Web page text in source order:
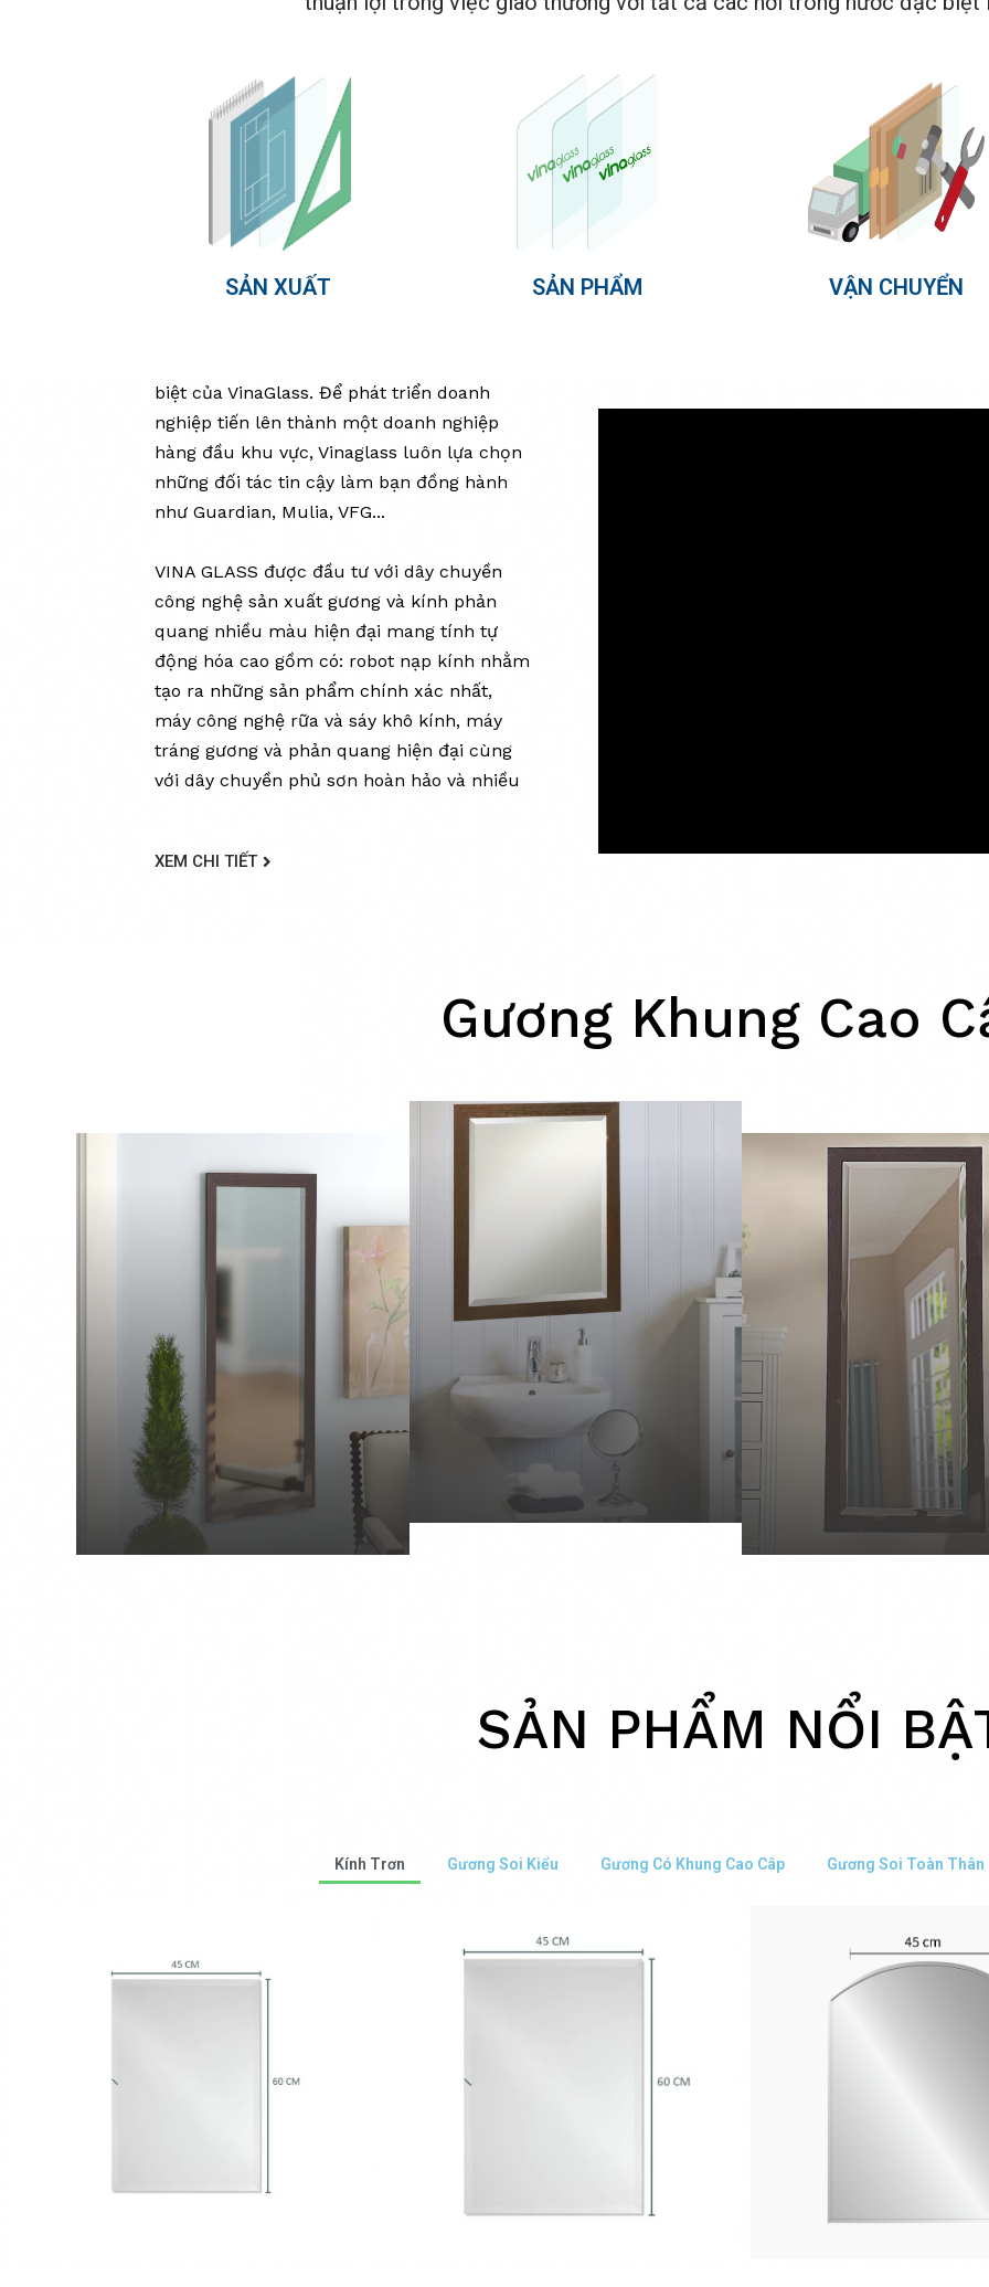
SẢN XUẤT SẢN PHẨM VẬN CHUYỂN
biệt của VinaGlass. Để phát triển doanh
nghiệp tiến lên thành một doanh nghiệp
hàng đầu khu vực, Vinaglass luôn lựa chọn
những đối tác tin cậy làm bạn đồng hành
như Guardian, Mulia, VFG...
VINA GLASS được đầu tư với dây chuyền
công nghệ sản xuất gương và kính phản
quang nhiều màu hiện đại mang tính tự
động hóa cao gồm có: robot nạp kính nhằm
tạo ra những sản phẩm chính xác nhất,
máy công nghệ rữa và sáy khô kính, máy
tráng gương và phản quang hiện đại cùng
với dây chuyền phủ sơn hoàn hảo và nhiều
XEM CHI TIẾT
Gương Khung Cao
SẢN PHẨM NỔI
Kính Trơn Gương Soi Kiểu Gương Có Khung Cao Câp Gương Soi Toàn Thân